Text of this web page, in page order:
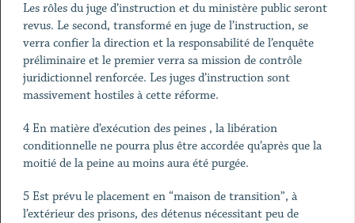
Les rôles du juge d’instruction et du ministère public seront
revus. Le second, transformé en juge de l’instruction, se
verra confier la direction et la responsabilité de l’enquête
préliminaire et le premier verra sa mission de contrôle
juridictionnel renforcée. Les juges d’instruction sont
massivement hostiles à cette réforme.
4 En matière d’exécution des peines , la libération
conditionnelle ne pourra plus être accordée qu’après que la
moitié de la peine au moins aura été purgée.
5 Est prévu le placement en “maison de transition”, à
l’extérieur des prisons, des détenus nécessitant peu de